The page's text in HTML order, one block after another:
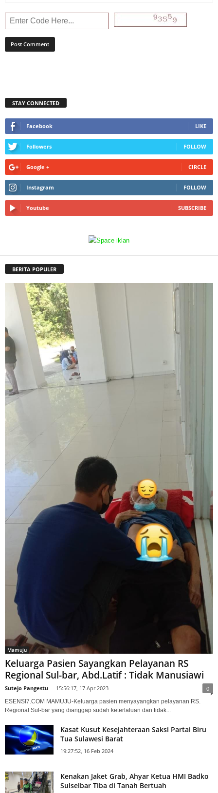
STAY CONNECTED
Facebook LIKE
Followers FOLLOW
Google + CIRCLE
Instagram FOLLOW
Youtube SUBSCRIBE
BERITA POPULER
Mamuju
Keluarga Pasien Sayangkan Pelayanan RS
Regional Sul-bar, Abd.Latif : Tidak Manusiawi
Sutejo Pangestu - 15:56:17, 17 Apr 2023 0
ESENSI7.COM MAMUJU-Keluarga pasien menyayangkan pelayanan RS.
Regional Sul-bar yang dianggap sudah keterlaluan dan tidak...
Kasat Kusut Kesejahteraan Saksi Partai Biru
Tua Sulawesi Barat
19:27:52, 16 Feb 2024
Kenakan Jaket Grab, Ahyar Ketua HMI Badko
Sulselbar Tiba di Tanah Bertuah